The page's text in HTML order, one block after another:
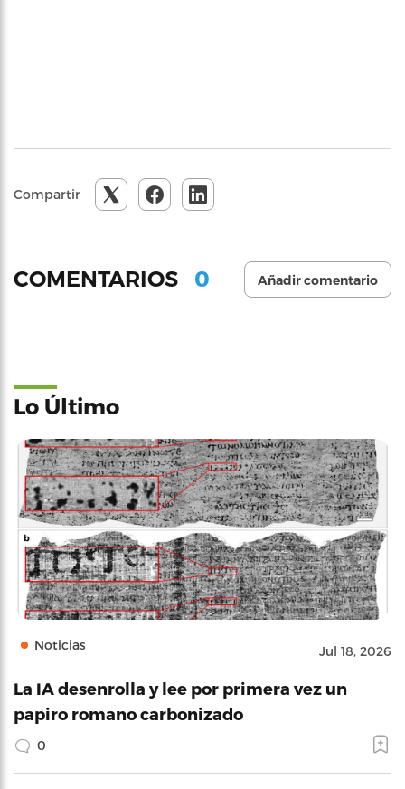
Compartir
COMENTARIOS 0 Añadir comentario
Lo Último
Noticias Jul 18, 2026
La IA desenrolla y lee por primera vez un
papiro romano carbonizado
0